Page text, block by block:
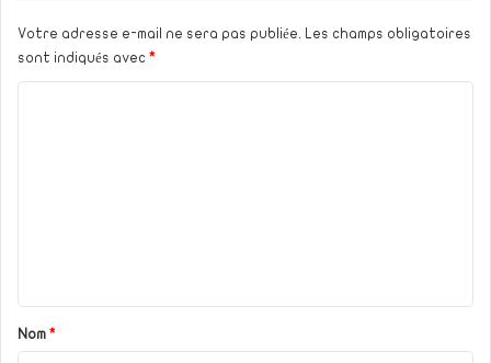
Votre adresse e-mail ne sera pas publiée.
Les champs obligatoires
sont indiqués avec *
a
Nom *